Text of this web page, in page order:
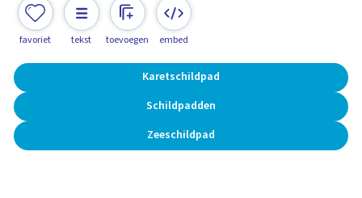
favoriet tekst toevoegen embed
Karetschildpad
Schildpadden
Zeeschildpad